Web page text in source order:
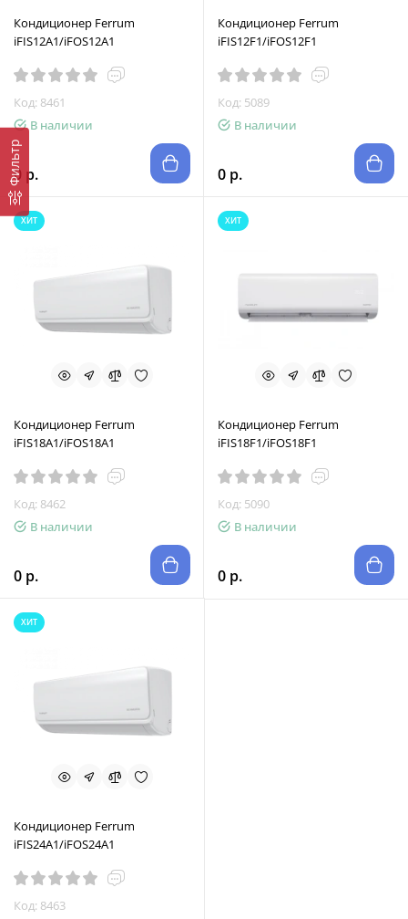
Фильтр
Кондиционер Ferrum
iFIS12A1/iFOS12A1
Код: 8461
В наличии
0 р.
Кондиционер Ferrum
iFIS12F1/iFOS12F1
Код: 5089
В наличии
0 р.
ХИТ
Кондиционер Ferrum
iFIS18A1/iFOS18A1
Код: 8462
В наличии
0 р.
ХИТ
Кондиционер Ferrum
iFIS18F1/iFOS18F1
Код: 5090
В наличии
0 р.
ХИТ
Кондиционер Ferrum
iFIS24A1/iFOS24A1
Код: 8463